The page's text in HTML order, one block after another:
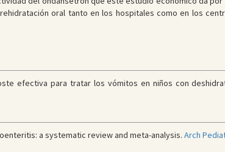
oral tanto en los hospitales como en los
efectiva para tratar los vómitos en niños con
a systematic review and meta-analysis. Arch